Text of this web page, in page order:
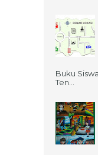
Buku
Ten...